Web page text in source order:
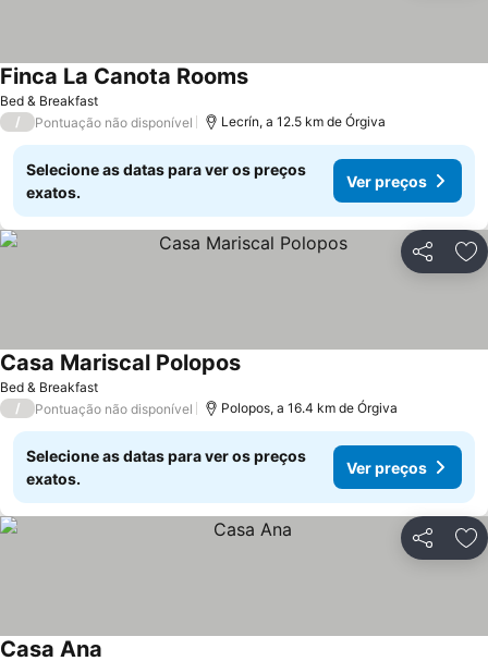
Bed & Breakfast
Finca La Canota RoomsVer preços
/ Pontuação não disponível Lecrín, a 12.5 km de Órgiva
Selecione as datas para ver os preços
exatos.
Ver preços
Partilhar
Bed & Breakfast
Casa Mariscal PoloposVer preços
/ Pontuação não disponível Polopos, a 16.4 km de Órgiva
Selecione as datas para ver os preços
exatos.
Ver preços
Partilhar
Casa Ana